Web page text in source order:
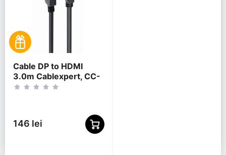
Cable DP to HDMI
3.0m Cablexpert, CC-
DP-HDMI-3M
146 lei